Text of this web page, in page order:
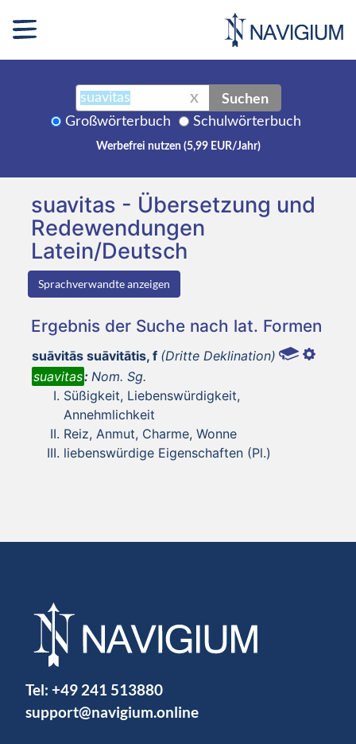
X Suchen
Großwörterbuch Schulwörterbuch
Werbefrei nutzen (5,99 EUR/Jahr)
suavitas - Übersetzung und
Redewendungen
Latein/Deutsch
Sprachverwandte anzeigen
Ergebnis der Suche nach lat. Formen
suāvitās suāvitātis, f (Dritte Deklination)
suavitas: Nom. Sg.
Süßigkeit, Liebenswürdigkeit,
Annehmlichkeit
Reiz, Anmut, Charme, Wonne
liebenswürdige Eigenschaften (Pl.)
Tel: +49 241 513880
support@navigium.online